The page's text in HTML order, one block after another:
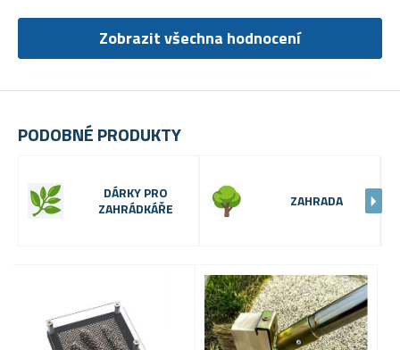
PODOBNÉ PRODUKTY
DÁRKY PRO
ZAHRÁDKÁŘE
ZAHRADA
Zobrazit všechna hodnocení